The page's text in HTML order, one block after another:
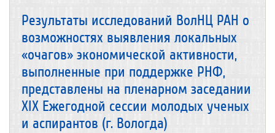
Результаты исследований ВолНЦ РАН о
возможностях выявления локальных
«очагов» экономической активности,
выполненные при поддержке РНФ,
представлены на пленарном заседании
XIX Ежегодной сессии молодых ученых
и аспирантов (г. Вологда)